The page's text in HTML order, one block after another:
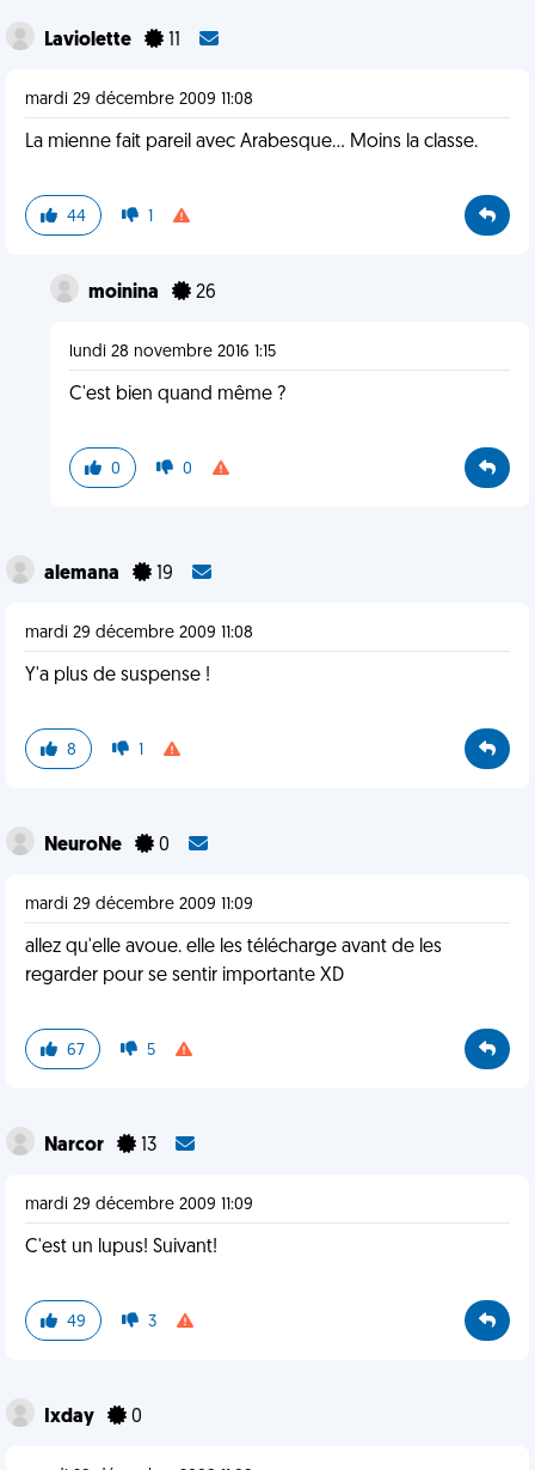
Laviolette
mardi 29 décembre 2009 11:08
La mienne fait pareil avec Arabesque... Moins la classe.
44 1
moinina 26
lundi 28 novembre 2016 1:15
C'est bien quand même ?
0 0
alemana 19
mardi 29 décembre 2009 11:08
Y'a plus de suspense !
8 1
NeuroNe 0
mardi 29 décembre 2009 11:09
allez qu'elle avoue. elle les télécharge avant de les
regarder pour se sentir importante XD
67 5
Narcor 13
mardi 29 décembre 2009 11:09
C'est un lupus! Suivant!
49 3
Ixday 0